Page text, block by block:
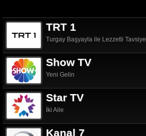
TRT 1
Turgay Başyayla ile Lezzetli Tavsiye
Show TV
Yeni Gelin
Star TV
İki Aile
Kanal 7